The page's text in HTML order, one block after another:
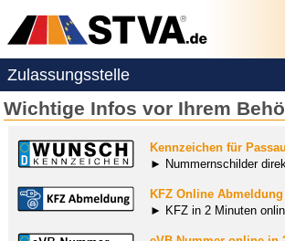
Zulassungsstelle
Wichtige Infos vor Ihrem
Kennzeichen für
► Nummernschilder
KFZ Online Abmeldung
► KFZ in 2 Minuten